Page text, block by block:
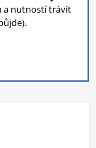
a nutností trávit